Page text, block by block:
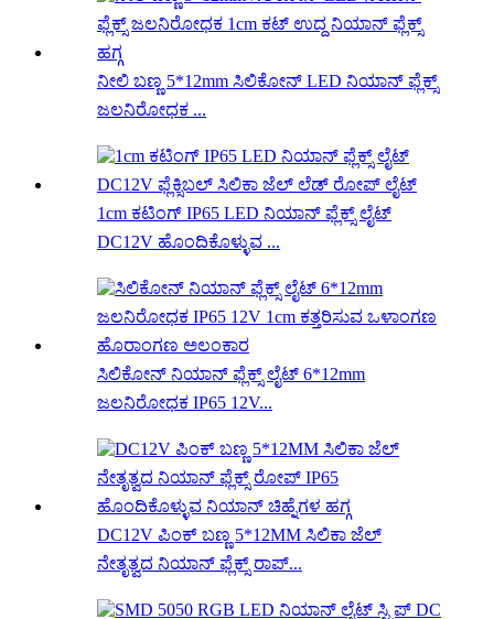
ನೀಲಿ ಬಣ್ಣ 5*12mm ಸಿಲಿಕೋನ್ LED ನಿಯಾನ್ ಫ್ಲೆಕ್ಸ್
ಜಲನಿರೋಧಕ ...
1cm ಕಟಿಂಗ್ IP65 LED ನಿಯಾನ್ ಫ್ಲೆಕ್ಸ್ ಲೈಟ್
DC12V ಹೊಂದಿಕೊಳ್ಳುವ ...
ಸಿಲಿಕೋನ್ ನಿಯಾನ್ ಫ್ಲೆಕ್ಸ್ ಲೈಟ್ 6*12mm
ಜಲನಿರೋಧಕ IP65 12V...
DC12V ಪಿಂಕ್ ಬಣ್ಣ 5*12MM ಸಿಲಿಕಾ ಜೆಲ್
ನೇತೃತ್ವದ ನಿಯಾನ್ ಫ್ಲೆಕ್ಸ್ ರಾಪ್...